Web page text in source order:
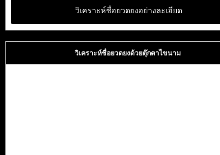
วิเคราะห์ชื่อยวดยงอย่างละเอียด
วิเคราะห์ชื่อยวดยงด้วยตุ๊กตาไขนาม